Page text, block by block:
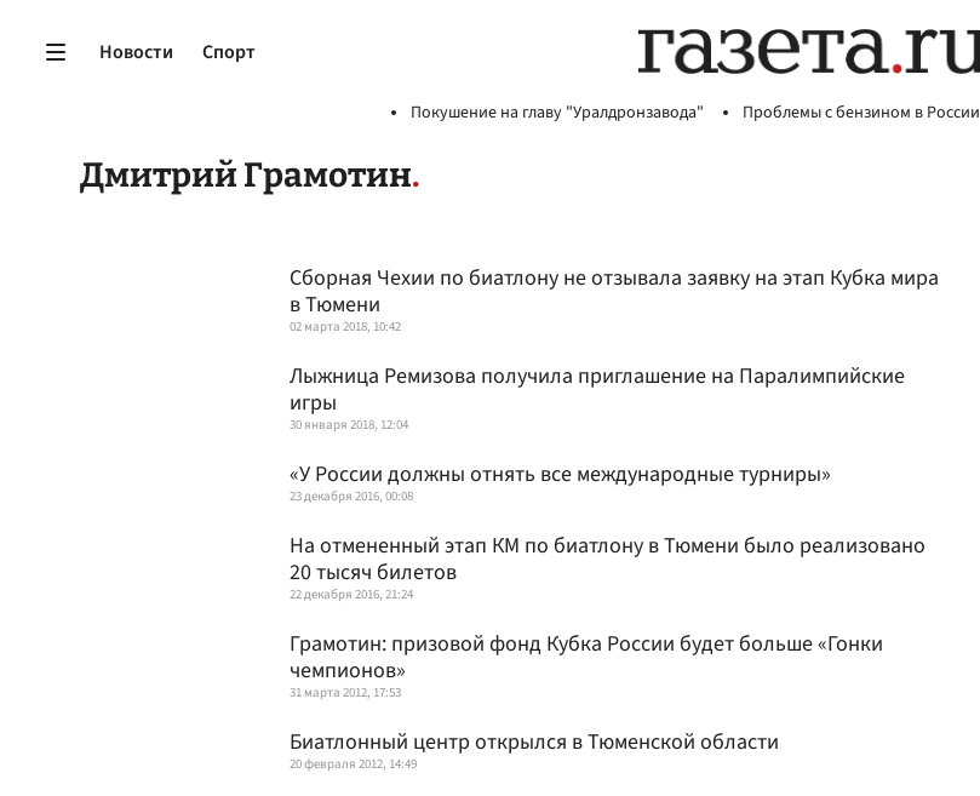
Новости Спорт
Покушение на главу "Уралдронзавода" Проблемы с бензином в России
Дмитрий Грамотин
Сборная Чехии по биатлону не отзывала заявку на этап Кубка мира
в Тюмени
02 марта 2018, 10:42
Лыжница Ремизова получила приглашение на Паралимпийские
игры
30 января 2018, 12:04
«У России должны отнять все международные турниры»
23 декабря 2016, 00:08
На отмененный этап КМ по биатлону в Тюмени было реализовано
20 тысяч билетов
22 декабря 2016, 21:24
Грамотин: призовой фонд Кубка России будет больше «Гонки
чемпионов»
31 марта 2012, 17:53
Биатлонный центр открылся в Тюменской области
20 февраля 2012, 14:49